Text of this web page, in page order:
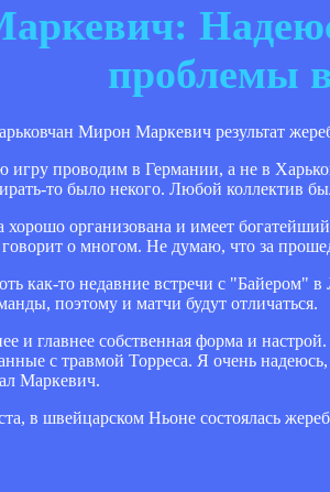
проблемы
Мирон Маркевич результат
проводим в Германии, а не в
то было некого. Любой коллектив
хорошо организована и имеет
говорит о многом. Не думаю, что за
как-то недавние встречи с "Байером"
поэтому и матчи будут отличаться.
и главнее собственная форма и
с травмой Торреса. Я очень
Маркевич.
в швейцарском Ньоне состоялась